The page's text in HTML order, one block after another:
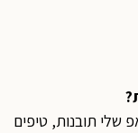
שלי תובנות, טיפים